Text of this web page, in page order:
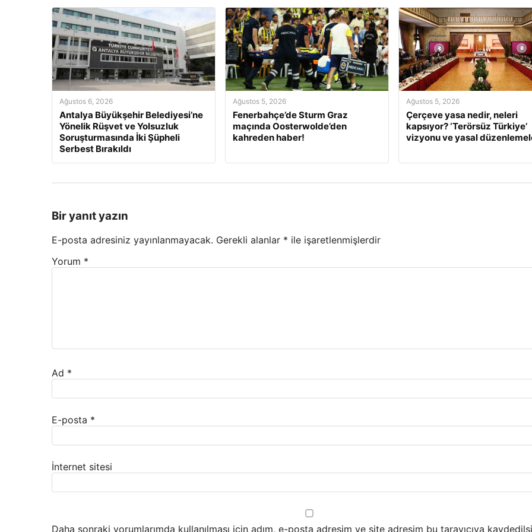
Ağustos 6, 2026
Antalya Büyükşehir Belediyesi’ne
Yönelik Rüşvet ve Yolsuzluk
Soruşturmasında İki Şüpheli
Serbest Bırakıldı
Ağustos 5, 2026
Fenerbahçe’de Sturm Graz
maçında Oosterwolde’den
kahreden haber!
Ağustos 5, 2026
Çerçeve yasa nedir, neleri
kapsıyor? ‘Terörsüz Türkiye’
vizyonu ve yasal
Bir yanıt yazın
E-posta adresiniz yayınlanmayacak. Gerekli alanlar * ile işaretlenmişlerdir
Yorum *
Ad *
E-posta *
İnternet sitesi
Daha sonraki yorumlarımda kullanılması için adım, e-posta adresim ve site adresim bu tarayıcıya